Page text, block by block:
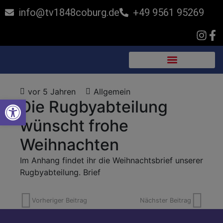
info@tv1848coburg.de +49 9561 95269
vor 5 Jahren Allgemein
Die Rugbyabteilung
wünscht frohe
Weihnachten
Im Anhang findet ihr die Weihnachtsbrief unserer
Rugbyabteilung. Brief
Vorheriger Beitrag Nächster Beitrag
Werkzeugleiste öffnen